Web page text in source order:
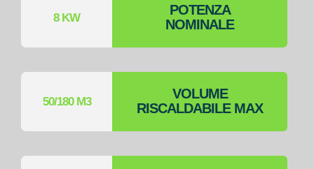
8 KW
POTENZA
NOMINALE
50/180 M3
VOLUME
RISCALDABILE MAX